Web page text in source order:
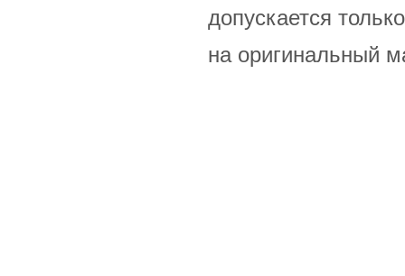
допускается
на оригинальный